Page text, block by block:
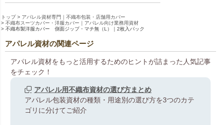
トップ
アパレル資材専門｜不織布包装・店舗用カバー
不織布スーツカバー・洋服カバー｜アパレル向け業務用資材
不織布製洋服カバー 側面ジップ・マチ無（L）｜2枚入パック
アパレル資材の関連ページ
アパレル資材をもっと活用するためのヒントが詰まった人気記事
をチェック！
アパレル用不織布資材の選び方まとめ
アパレル包装資材の種類・用途別の選び方を3つのカテ
ゴリに分けてご紹介